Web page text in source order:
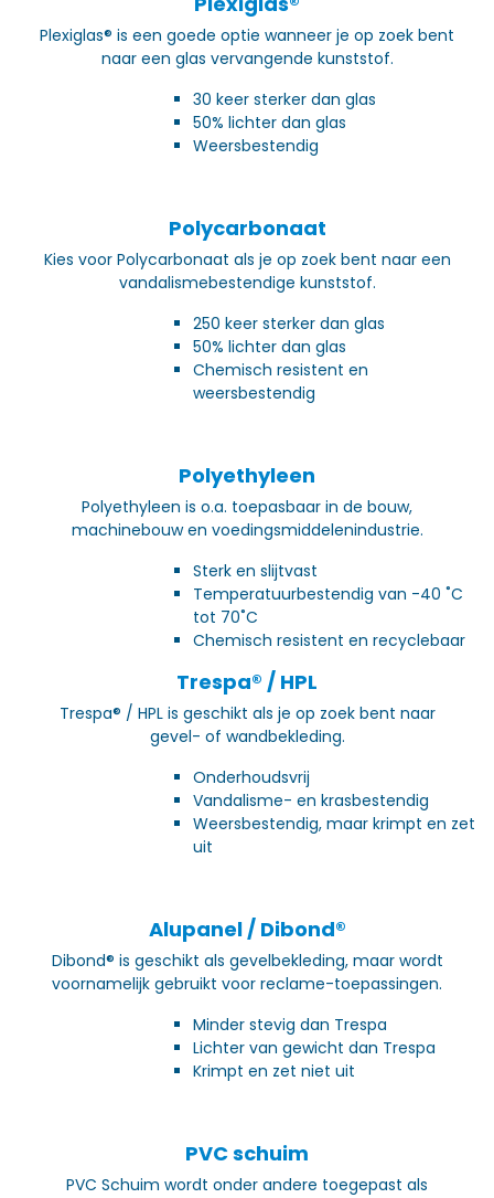
Plexiglas® is een goede optie wanneer je op zoek bent
naar een glas vervangende kunststof.
30 keer sterker dan glas
50% lichter dan glas
Weersbestendig
Polycarbonaat
Kies voor Polycarbonaat als je op zoek bent naar een
vandalismebestendige kunststof.
250 keer sterker dan glas
50% lichter dan glas
Chemisch resistent en
weersbestendig
Polyethyleen
Polyethyleen is o.a. toepasbaar in de bouw,
machinebouw en voedingsmiddelenindustrie.
Sterk en slijtvast
Temperatuurbestendig van -40 ˚C
tot 70˚C
Chemisch resistent en recyclebaar
Trespa® / HPL
Trespa® / HPL is geschikt als je op zoek bent naar
gevel- of wandbekleding.
Onderhoudsvrij
Vandalisme- en krasbestendig
Weersbestendig, maar krimpt en zet
uit
Alupanel / Dibond®
Dibond® is geschikt als gevelbekleding, maar wordt
voornamelijk gebruikt voor reclame-toepassingen.
Minder stevig dan Trespa
Lichter van gewicht dan Trespa
Krimpt en zet niet uit
PVC schuim
PVC Schuim wordt onder andere toegepast als